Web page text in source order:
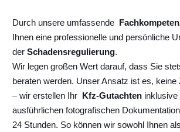
Durch unsere umfassende
Ihnen eine professionelle und persönliche
der Schadensregulierung.
Wir legen großen Wert darauf, dass Sie
beraten werden. Unser Ansatz ist es, keine
– wir erstellen Ihr Kfz-Gutachten inklusive
ausführlichen fotografischen
24 Stunden. So können wir sowohl Ihnen